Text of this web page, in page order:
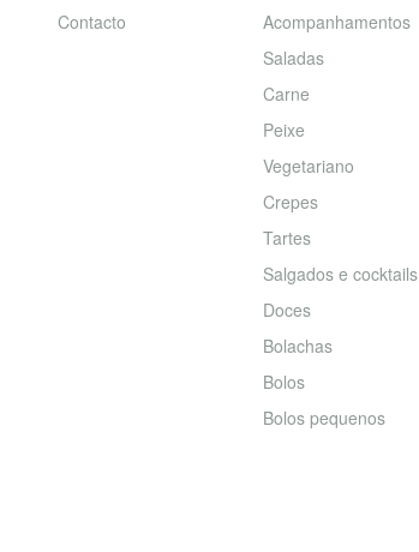
Contacto
Acompanhamentos
Saladas
Carne
Peixe
Vegetariano
Crepes
Tartes
Salgados e cocktails
Doces
Bolachas
Bolos
Bolos pequenos